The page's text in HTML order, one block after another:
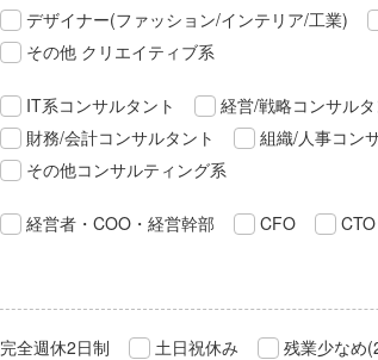
デザイナー(ファッション/インテリア/工業)
その他 クリエイティブ系
IT系コンサルタント
経営/戦略コンサルタ
財務/会計コンサルタント
組織/人事コン
その他コンサルティング系
経営者・COO・経営幹部 CFO
CTO
完全週休2日制 土日祝休み
残業少なめ